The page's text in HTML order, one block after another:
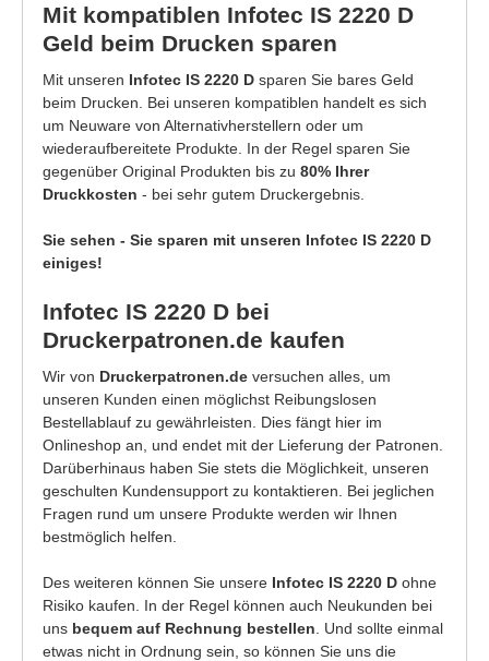
Mit kompatiblen Infotec IS 2220 D
Geld beim Drucken sparen
Mit unseren Infotec IS 2220 D sparen Sie bares Geld
beim Drucken. Bei unseren kompatiblen handelt es sich
um Neuware von Alternativherstellern oder um
wiederaufbereitete Produkte. In der Regel sparen Sie
gegenüber Original Produkten bis zu 80% Ihrer
Druckkosten - bei sehr gutem Druckergebnis.
Sie sehen - Sie sparen mit unseren Infotec IS 2220 D
einiges!
Infotec IS 2220 D bei
Druckerpatronen.de kaufen
Wir von Druckerpatronen.de versuchen alles, um
unseren Kunden einen möglichst Reibungslosen
Bestellablauf zu gewährleisten. Dies fängt hier im
Onlineshop an, und endet mit der Lieferung der Patronen.
Darüberhinaus haben Sie stets die Möglichkeit, unseren
geschulten Kundensupport zu kontaktieren. Bei jeglichen
Fragen rund um unsere Produkte werden wir Ihnen
bestmöglich helfen.
Des weiteren können Sie unsere Infotec IS 2220 D ohne
Risiko kaufen. In der Regel können auch Neukunden bei
uns bequem auf Rechnung bestellen . Und sollte einmal
etwas nicht in Ordnung sein, so können Sie uns die